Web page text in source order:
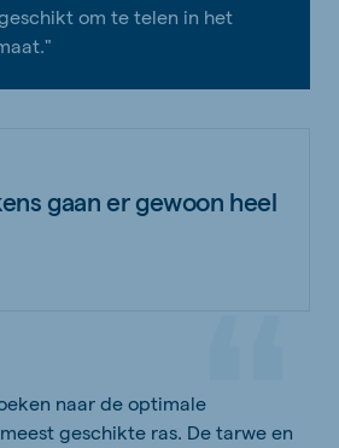
om te telen in het
gaan er gewoon heel
naar de optimale
geschikte ras. De tarwe en